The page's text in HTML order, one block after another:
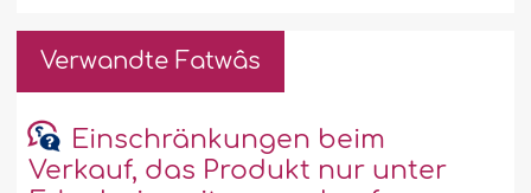
Verwandte Fatwâs
Einschränkungen beim
Verkauf, das Produkt nur unter